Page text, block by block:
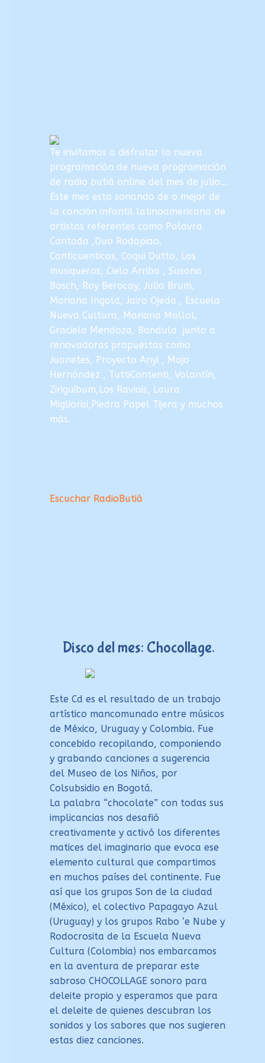
Te invitamos a disfrutar la nueva
programación de nueva programación
de radio butiá online del mes de julio…
Este mes esta sonando de o mejor de
la canción infantil latinoamericana de
artistas referentes como Palavra
Cantada ,Duo Rodapiao,
Canticuenticos, Coqui Dutto, Los
musiqueros, Cielo Arriba , Susana
Bosch, Roy Berocay, Julio Brum,
Mariana Ingold, Jairo Ojeda , Escuela
Nueva Cultura, Mariana Mallol,
Graciela Mendoza, Bandula junto a
renovadoras propuestas como
Juanetes, Proyecto Anyi , Majo
Hernández , TuttiContenti, Volantín,
Ziriguibum,Los Raviois, Laura
Migliorisi,Piedra Papel Tijera y muchos
más.
Escuchar RadioButiá
Disco del mes: Chocollage.
Este Cd es el resultado de un trabajo
artístico mancomunado entre músicos
de México, Uruguay y Colombia. Fue
concebido recopilando, componiendo
y grabando canciones a sugerencia
del Museo de los Niños, por
Colsubsidio en Bogotá.
La palabra “chocolate” con todas sus
implicancias nos desafió
creativamente y activó los diferentes
matices del imaginario que evoca ese
elemento cultural que compartimos
en muchos países del continente. Fue
así que los grupos Son de la ciudad
(México), el colectivo Papagayo Azul
(Uruguay) y los grupos Rabo ‘e Nube y
Rodocrosita de la Escuela Nueva
Cultura (Colombia) nos embarcamos
en la aventura de preparar este
sabroso CHOCOLLAGE sonoro para
deleite propio y esperamos que para
el deleite de quienes descubran los
sonidos y los sabores que nos sugieren
estas diez canciones.